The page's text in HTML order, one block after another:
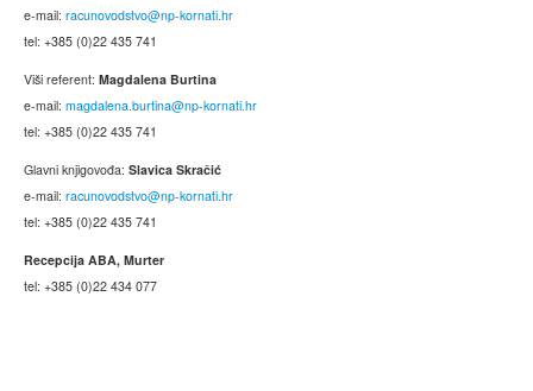
e-mail: racunovodstvo@np-kornati.hr
tel: +385 (0)22 435 741
Viši referent: Magdalena Burtina
e-mail: magdalena.burtina@np-kornati.hr
tel: +385 (0)22 435 741
Glavni knjigovođa: Slavica Skračić
e-mail: racunovodstvo@np-kornati.hr
tel: +385 (0)22 435 741
Recepcija ABA, Murter
tel: +385 (0)22 434 077